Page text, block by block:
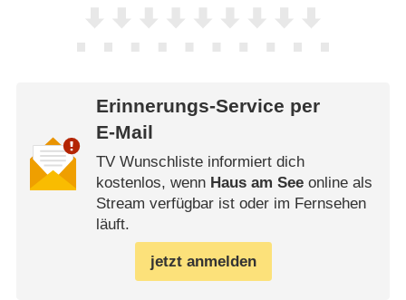
Erinnerungs-Service per
E-Mail
TV Wunschliste informiert dich
kostenlos, wenn Haus am Seeonline als
Stream verfügbar ist oder im Fernsehen
läuft.
jetzt anmelden